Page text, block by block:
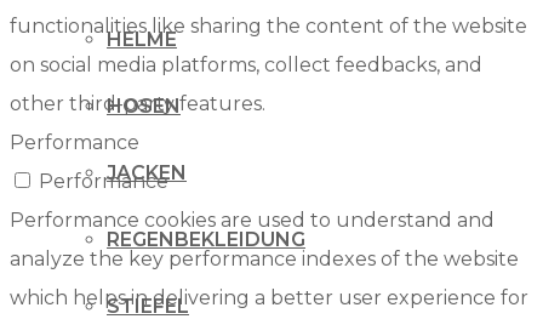
HELME
HOSEN
JACKEN
REGENBEKLEIDUNG
STIEFEL
functionalities like sharing the content of the website
on social media platforms, collect feedbacks, and
other third-party features.
Performance
Performance
Performance cookies are used to understand and
analyze the key performance indexes of the website
which helps in delivering a better user experience for